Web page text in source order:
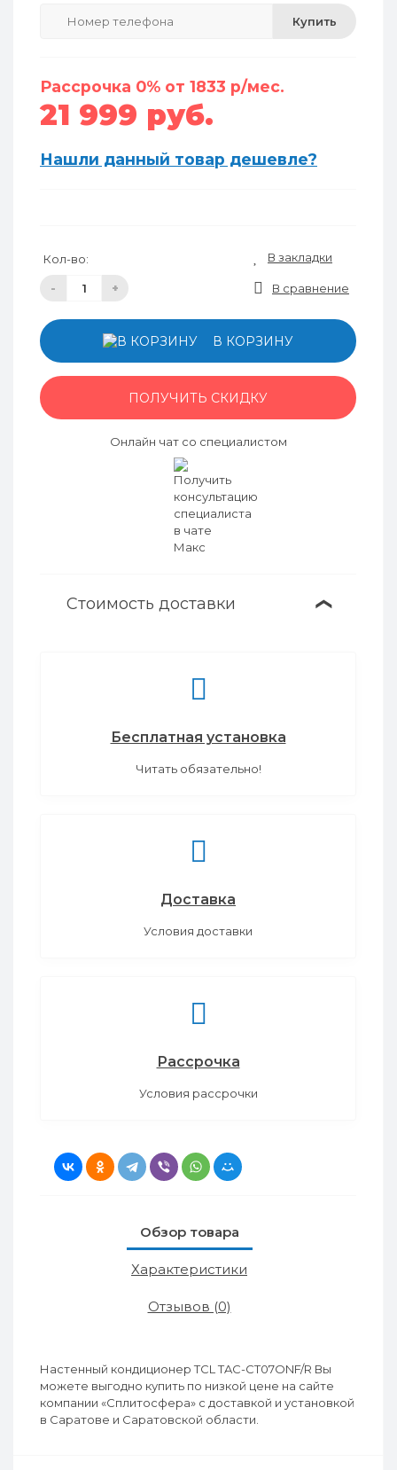
Купить
Рассрочка 0% от 1833 р/мес.
21 999 руб.
Нашли данный товар дешевле?
Кол-во:
- +
В закладки
В сравнение
В КОРЗИНУ
ПОЛУЧИТЬ СКИДКУ
Онлайн чат со специалистом
Стоимость доставки ❯
Бесплатная установка
Читать обязательно!
Доставка
Условия доставки
Рассрочка
Условия рассрочки
Обзор товара
Характеристики
Отзывов (0)
Настенный кондиционер TCL TAC-CT07ONF/R Вы
можете выгодно купить по низкой цене на сайте
компании «Сплитосфера» с доставкой и установкой
в Саратове и Саратовской области.